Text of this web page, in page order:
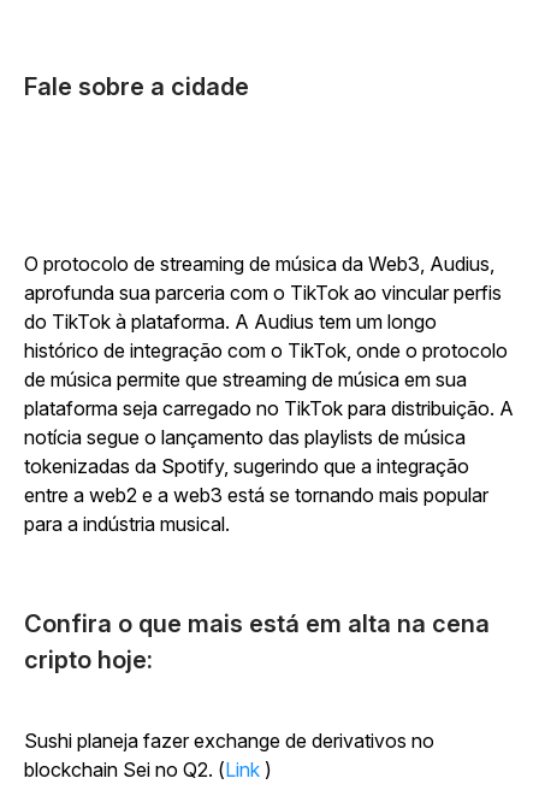
Fale sobre a cidade
O protocolo de streaming de música da Web3, Audius,
aprofunda sua parceria com o TikTok ao vincular perfis
do TikTok à plataforma. A Audius tem um longo
histórico de integração com o TikTok, onde o protocolo
de música permite que streaming de música em sua
plataforma seja carregado no TikTok para distribuição. A
notícia segue o lançamento das playlists de música
tokenizadas da Spotify, sugerindo que a integração
entre a web2 e a web3 está se tornando mais popular
para a indústria musical.
Confira o que mais está em alta na cena
cripto hoje:
Sushi planeja fazer exchange de derivativos no
blockchain Sei no Q2. (Link )